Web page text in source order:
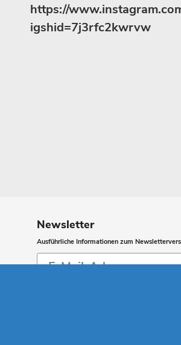
https://
igshid=7j3rfc2kwrvw
Newsletter
Ausführliche Informationen zum
Abonnieren